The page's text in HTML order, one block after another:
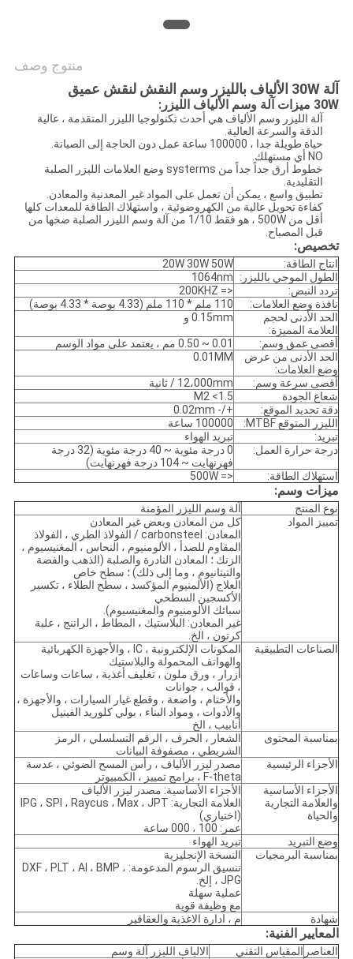
POLICY
منتوج وصف
آلة 30W الألياف بالليزر وسم النقش لنقش عميق
30W ميزات آلة وسم الألياف الليزر:
آلة الليزر وسم الألياف هي أحدث تكنولوجيا الليزر المتقدمة ، عالية
الدقة والسرعة العالية.
حياة طويلة جدا ، 100000 ساعة عمل دون الحاجة إلى الصيانة.
NO أي مستهلك.
خطوط أرق جداً جداً من systerms وضع العلامات الليزر الصلبة
التقليدية.
تطبيق واسع ، يمكن أن تعمل على المواد غير المعدنية والمعادن.
كفاءة تحويل عالية من الكهروضوئية ، واستهلاك الطاقة للمعدات كلها
أقل من 500W ، هو فقط 1/10 من آلة وسم الليزر الصلبة ضخها من
قبل المصباح.
تخصيص:
انتاج الطاقة:
20W 30W 50W
الطول الموجي بالليزر:
1064nm
تردد النبض:
<= 200KHZ
نافذة وضع العلامات:
110 ملم * 110 ملم (4.33 بوصة * 4.33 بوصة)
الحد الأدنى لحجم
العلامة المميزة:
0.15mm و
أقصى عمق وسم:
0.01 ~ 0.50 مم ، يعتمد على مواد الوسم
الحد الأدنى من عرض
وضع العلامات:
0.01MM
أقصى سرعة وسم:
12،000mm / ثانية
شعاع الجودة
M2 <1.5
دقة تحديد الموقع:
+/- 0.02mm
الليزر المتوقع MTBF:
100000 ساعة
تبريد:
تبريد الهواء
درجة حرارة العمل:
0 درجة مئوية ~ 40 درجة مئوية (32 درجة
فهرنهايت ~ 104 درجة فهرنهايت)
استهلاك الطاقة:
<= 500W
ميزات وسم:
نوع المنتج
آلة وسم الليزر المؤمنة
تمييز المواد
كل من المعادن وبعض غير المعادن
المعادن: carbonsteel / الفولاذ الطري ، الفولاذ
المقاوم للصدأ ، الألومنيوم ، النحاس ، المغنيسيوم ،
الزنك ؛ المعادن النادرة والصلبة (الذهب والفضة
والتيتانيوم ، وما إلى ذلك) ؛ سطح خاص
العلاج (الألمنيوم المؤكسد ، سطح الطلاء ، تكسير
الأكسجين السطحي
سبائك الألومنيوم والمغنيسيوم).
غير المعادن: البلاستيك ، المطاط ، الراتنج ، علبة
كرتون ، الخ.
الصناعات التطبيقية
المكونات الإلكترونية ، IC ، والأجهزة الكهربائية
والهواتف المحمولة والبلاستيك
أزرار ، ورق ملون ، تغليف أغذية ، ساعات وساعات
، قوالب ، جوانات
والأختام ، واضعة ، وقطع غيار السيارات ، والأجهزة ،
والأدوات ، ومواد البناء ، بولي كلوريد الفينيل
أنابيب ، الخ
بمناسبة المحتوى
الشعار ، الحرف ، الرقم التسلسلي ، الرمز
الشريطي ، مصفوفة البيانات
الأجزاء الرئيسية
مصدر ليزر الألياف ، رأس المسح الضوئي ، عدسة
F-theta ، برامج تمييز ، الكمبيوتر
الأجزاء الأساسية
والعلامة التجارية
والحياة
الأجزاء الأساسية: مصدر ليزر الألياف
العلامة التجارية: IPG ، SPI ، Raycus ، Max ، JPT
(اختياري)
عمر: 100 ، 000 ساعة
وضع التبريد
تبريد الهواء
بمناسبة البرمجيات
النسخة الإنجليزية
تنسيق الرسوم المدعومة: DXF ، PLT ، AI ، BMP ،
JPG ، إلخ.
عملية سهلة
مع وظيفة قوية
شهادة
م ، ادارة الاغذية والعقاقير
المعايير الفنية:
العناصر المقياس التقني
الالياف الليزر آلة وسم